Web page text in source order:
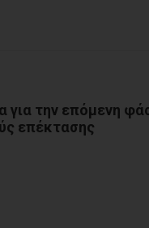
για την επόμενη
επέκτασης